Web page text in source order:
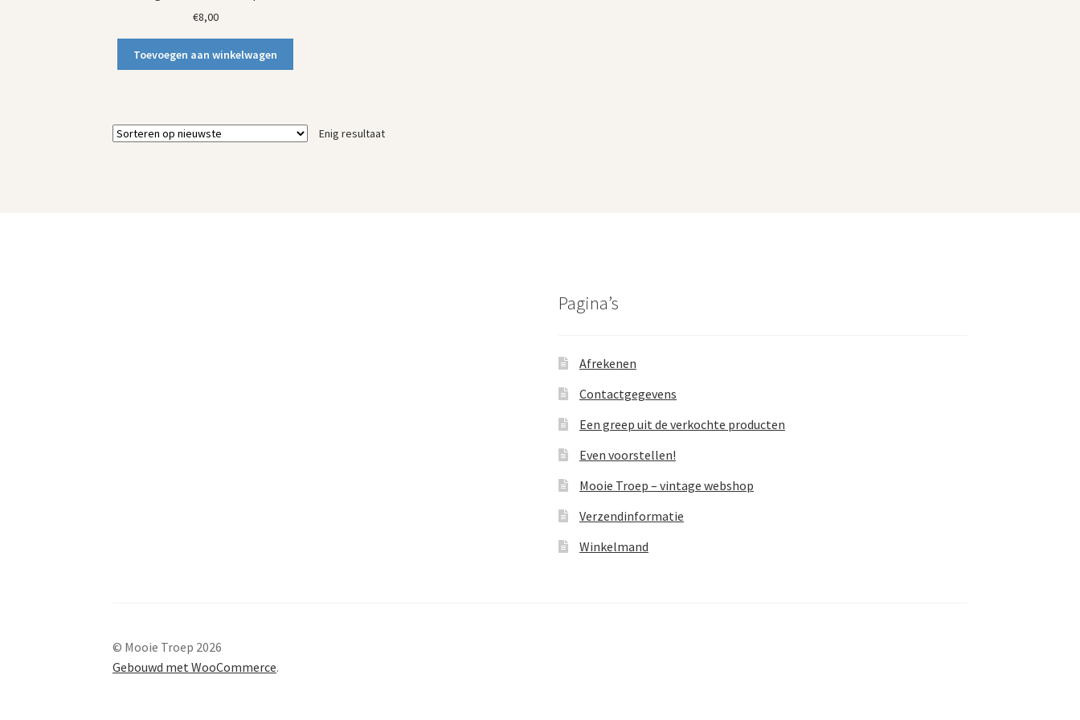
€8,00
Toevoegen aan winkelwagen
Enig resultaat
Pagina’s
Afrekenen
Contactgegevens
Een greep uit de verkochte producten
Even voorstellen!
Mooie Troep – vintage webshop
Verzendinformatie
Winkelmand
© Mooie Troep 2026
Gebouwd met WooCommerce.